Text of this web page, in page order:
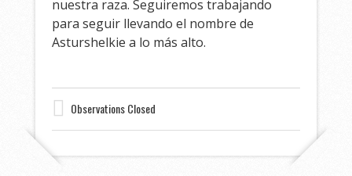
nuestra raza. Seguiremos trabajando
para seguir llevando el nombre de
Asturshelkie a lo más alto.
Observations Closed